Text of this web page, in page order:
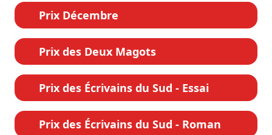
Prix Décembre
Prix des Deux Magots
Prix des Écrivains du Sud - Essai
Prix des Écrivains du Sud - Roman